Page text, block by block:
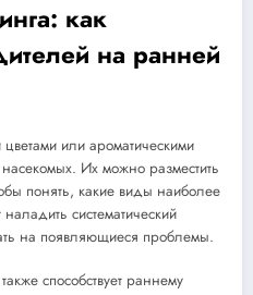
как
на ранней
или ароматическими
Их можно разместить
понять, какие виды наиболее
систематический
на появляющиеся проблемы.
способствует раннему